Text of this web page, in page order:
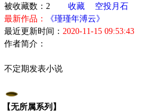
被收藏数：2
收藏
空投月石
最新作品：
《瑾瑾年溥云》
最近更新时间： 2020-11-15 09:53:43
作者简介：
不定期发表小说
【无所属系列】